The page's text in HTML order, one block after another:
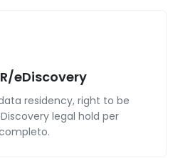
eDiscovery
residency, right to be
legal hold per